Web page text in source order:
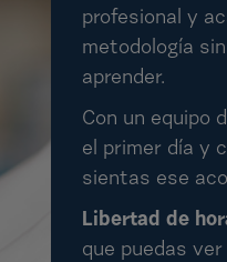
profesional y
metodología
aprender.
Con un equipo
el primer día y
sientas ese
Libertad de
que puedas